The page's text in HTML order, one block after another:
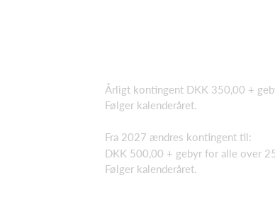
Årligt kontingent DKK 350,00 +
Følger kalenderåret.
Fra 2027 ændres kontingent til:
DKK 500,00 + gebyr for alle over
Følger kalenderåret.